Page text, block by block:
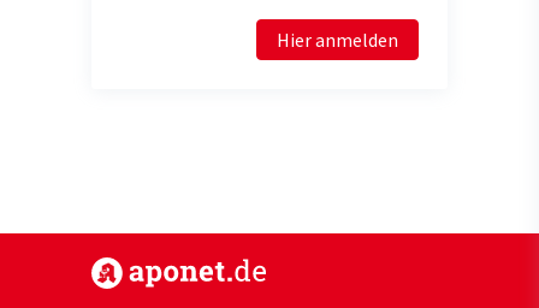
Hier anmelden